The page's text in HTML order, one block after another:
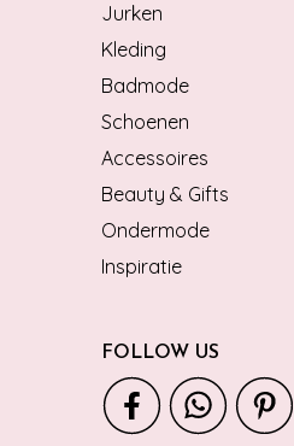
Jurken
Kleding
Badmode
Schoenen
Accessoires
Beauty & Gifts
Ondermode
Inspiratie
FOLLOW US